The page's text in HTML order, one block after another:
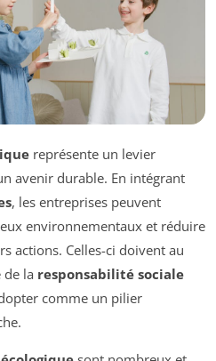
représente un levier
avenir durable. En intégrant
, les entreprises peuvent
environnementaux et réduire
actions. Celles-ci doivent au
de la responsabilité sociale
comme un pilier